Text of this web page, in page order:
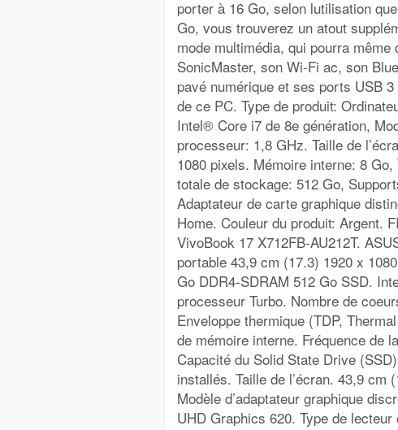
porter à 16 Go, selon lutilisation
Go, vous trouverez un atout
mode multimédia, qui pourra
SonicMaster, son Wi-Fi ac, son
pavé numérique et ses ports USB
de ce PC. Type de produit:
Intel® Core i7 de 8e génération,
processeur: 1,8 GHz. Taille de
1080 pixels. Mémoire interne: 8
totale de stockage: 512 Go,
Adaptateur de carte graphique
Home. Couleur du produit: Argent.
VivoBook 17 X712FB-AU212T.
portable 43,9 cm (17.3) 1920 x
Go DDR4-SDRAM 512 Go SSD.
processeur Turbo. Nombre de
Enveloppe thermique (TDP,
de mémoire interne. Fréquence de
Capacité du Solid State Drive
installés. Taille de l’écran. 43,9 cm
Modèle d’adaptateur graphique
UHD Graphics 620. Type de